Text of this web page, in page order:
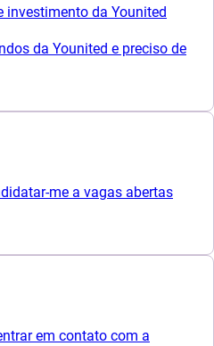
investimento da Younited
da Younited e preciso de
me a vagas abertas
em contato com a